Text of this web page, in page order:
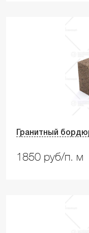
Гранитный
1850 руб/п. м